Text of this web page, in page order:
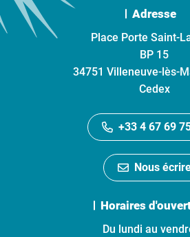
Adresse
Place Porte Saint-
BP 15
34751 Villeneuve-lès-
Cedex
+33 4 67 69
Nous
Horaires
Du lundi au